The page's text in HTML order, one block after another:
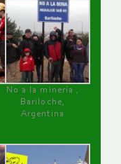
No a la minería ,
Bariloche,
Argentina